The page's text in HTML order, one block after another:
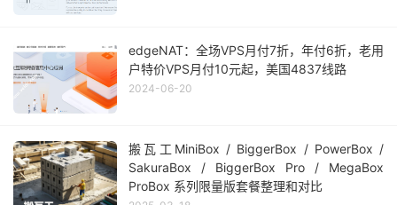
edgeNAT：全场VPS月付7折，年付6折，老用
户特价VPS月付10元起，美国4837线路
2024-06-20
搬瓦工MiniBox / BiggerBox / PowerBox /
SakuraBox / BiggerBox Pro / MegaBox
ProBox 系列限量版套餐整理和对比